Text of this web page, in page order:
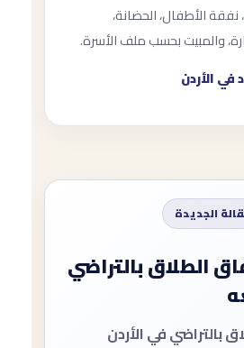
الأطفال، الحضانة،
والمبيت بحسب ملف الأسرة.
في الأردن
الجديدة
الطلاق بالتراضي
بالتراضي في الأردن